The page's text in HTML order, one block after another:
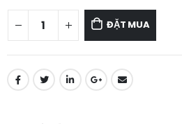
ĐẶT MUA